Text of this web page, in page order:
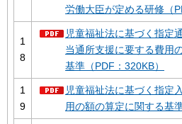
労働大臣が定める研修（
1
8
児童福祉法に基づく指定
当通所支援に要する費用
基準（PDF：320KB）
1
9
児童福祉法に基づく指定
用の額の算定に関する基